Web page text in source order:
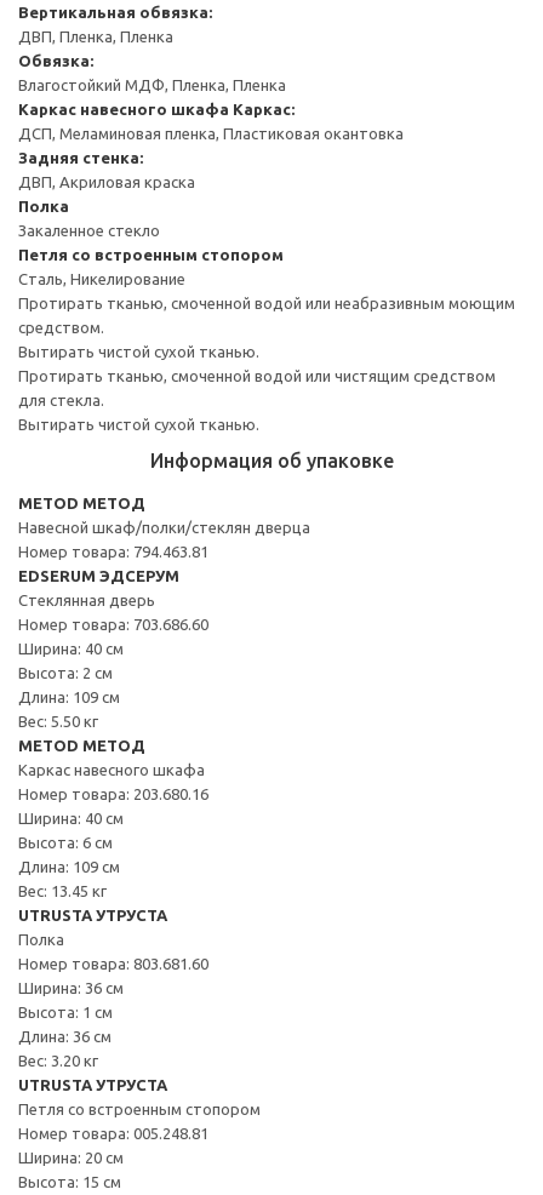
Вертикальная обвязка:
ДВП, Пленка, Пленка
Обвязка:
Влагостойкий МДФ, Пленка, Пленка
Каркас навесного шкафа Каркас:
ДСП, Меламиновая пленка, Пластиковая окантовка
Задняя стенка:
ДВП, Акриловая краска
Полка
Закаленное стекло
Петля со встроенным стопором
Сталь, Никелирование
Протирать тканью, смоченной водой или неабразивным моющим
средством.
Вытирать чистой сухой тканью.
Протирать тканью, смоченной водой или чистящим средством
для стекла.
Вытирать чистой сухой тканью.
Информация об упаковке
METOD МЕТОД
Навесной шкаф/полки/стеклян дверца
Номер товара: 794.463.81
EDSERUM ЭДСЕРУМ
Стеклянная дверь
Номер товара: 703.686.60
Ширина: 40 см
Высота: 2 см
Длина: 109 см
Вес: 5.50 кг
METOD МЕТОД
Каркас навесного шкафа
Номер товара: 203.680.16
Ширина: 40 см
Высота: 6 см
Длина: 109 см
Вес: 13.45 кг
UTRUSTA УТРУСТА
Полка
Номер товара: 803.681.60
Ширина: 36 см
Высота: 1 см
Длина: 36 см
Вес: 3.20 кг
UTRUSTA УТРУСТА
Петля со встроенным стопором
Номер товара: 005.248.81
Ширина: 20 см
Высота: 15 см